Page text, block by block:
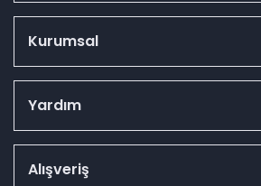
Kurumsal
Yardım
Alışveriş